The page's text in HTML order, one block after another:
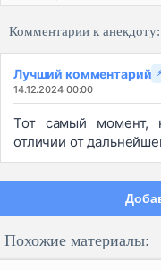
Комментарии к анекдоту:
Лучший комментарий ⚡
14.12.2024 00:00
Тот самый момент,
отличии от
Похожие материалы: